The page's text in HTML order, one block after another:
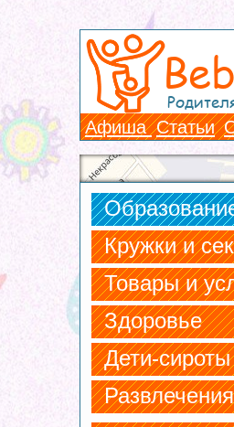
Афиша Статьи
Кружки и
Товары и
Здоровье
Дети-сироты
Развлечения